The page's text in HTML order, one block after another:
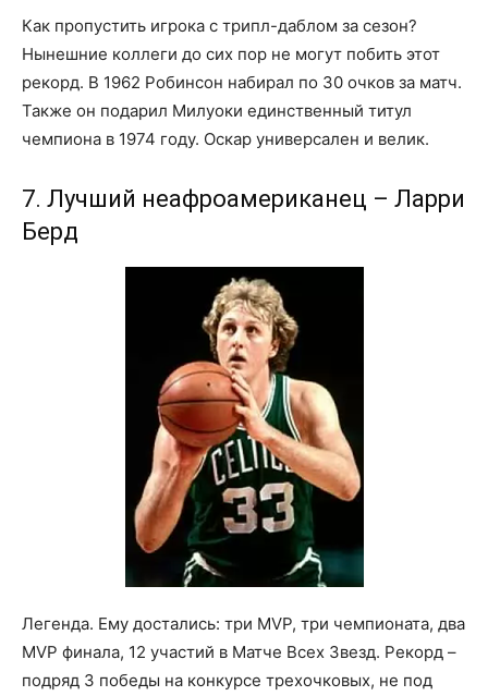
Как пропустить игрока с трипл-даблом за сезон?
Нынешние коллеги до сих пор не могут побить этот
рекорд. В 1962 Робинсон набирал по 30 очков за матч.
Также он подарил Милуоки единственный титул
чемпиона в 1974 году. Оскар универсален и велик.
7. Лучший неафроамериканец – Ларри
Берд
Легенда. Ему достались: три MVP, три чемпионата, два
MVP финала, 12 участий в Матче Всех Звезд. Рекорд –
подряд 3 победы на конкурсе трехочковых, не под